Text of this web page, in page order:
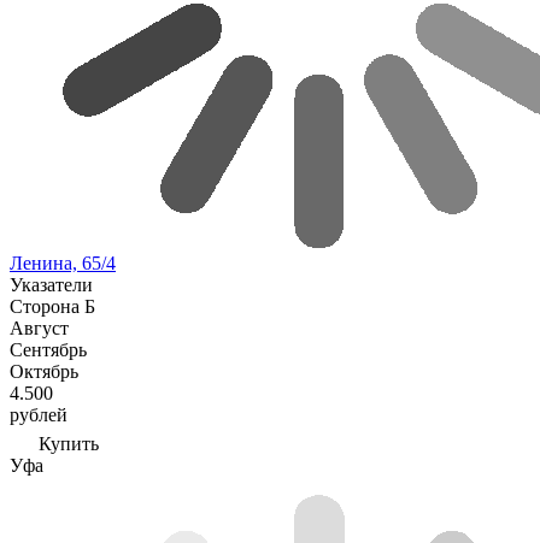
Ленина, 65/4
Указатели
Сторона Б
Август
Сентябрь
Октябрь
4.500
рублей
Купить
Уфа